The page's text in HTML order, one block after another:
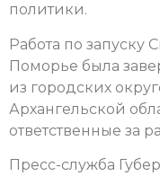
политики.
Работа по запуску
Поморье была
из городских
Архангельской
ответственные за
Пресс-служба